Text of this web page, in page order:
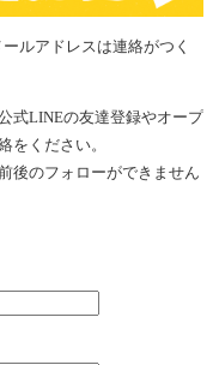
ルアドレスは連絡がつく
式LINEの友達登録やオープ
をください。
後のフォローができません